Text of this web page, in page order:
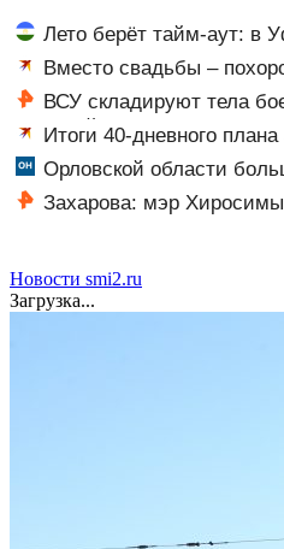
Лето берёт тайм-аут: в
Вместо свадьбы –
мертвую 16-летнюю дочь и
ВСУ складируют тела
Сумской области
Итоги 40-дневного плана
принуждению к миру: как
разбор провала операции
Орловской области
опасность
Захарова: мэр
Новости smi2.ru
Загрузка...